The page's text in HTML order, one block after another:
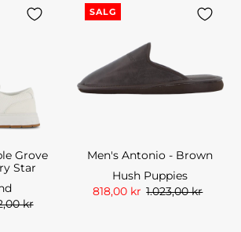
Grove
Star
kr
SALG
Men's Antonio - Brown
Hush Puppies
818,00 kr 1.023,00 kr